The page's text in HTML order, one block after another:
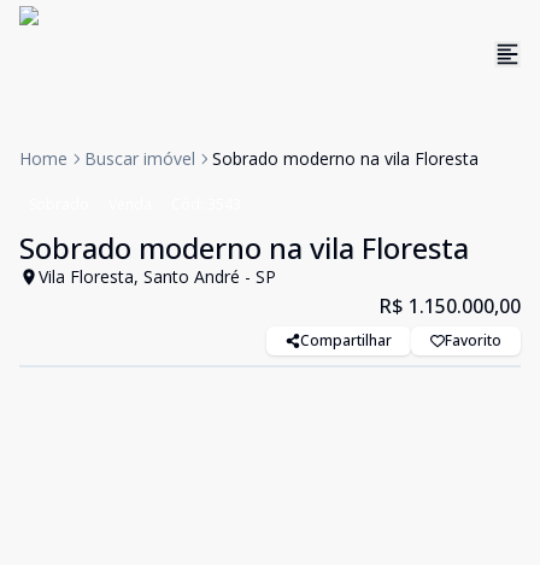
Home Buscar imóvel Sobrado moderno na vila Floresta
Sobrado moderno na vila Floresta
Vila Floresta, Santo André - SP
R$ 1.150.000,00
Compartilhar Favorito